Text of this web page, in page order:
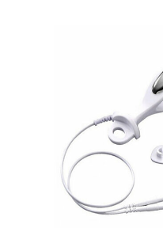
correspondant par
Vous le transmettez
votre ordonnance,
Pour choisir votre
facilement, consultez
sonde de